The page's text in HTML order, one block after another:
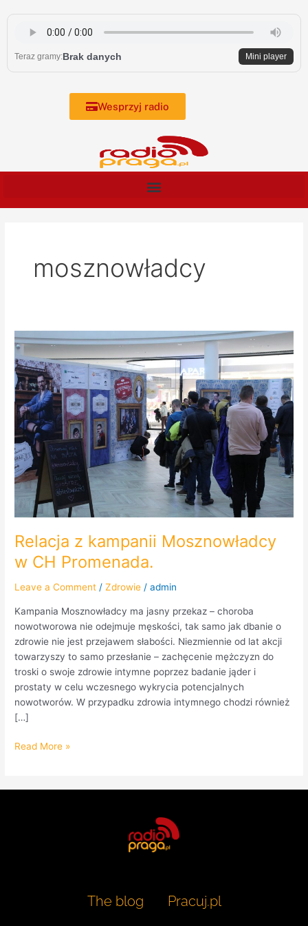
content
Teraz gramy:Brak danych Mini player
Wesprzyj radio
mosznowładcy
Relacja z kampanii Mosznowładcy
w CH Promenada.
Leave a Comment /Zdrowie /admin
Kampania Mosznowładcy ma jasny przekaz – choroba
nowotworowa nie odejmuje męskości, tak samo jak dbanie o
zdrowie nie jest przejawem słabości. Niezmiennie od lat akcji
towarzyszy to samo przesłanie – zachęcenie mężczyzn do
troski o swoje zdrowie intymne poprzez badanie jąder i
prostaty w celu wczesnego wykrycia potencjalnych
nowotworów. W przypadku zdrowia intymnego chodzi również
[…]
Relacja
z
kampanii
Mosznowładcy
w
CH
Promenada.
Read More »
The blog Pracuj.pl